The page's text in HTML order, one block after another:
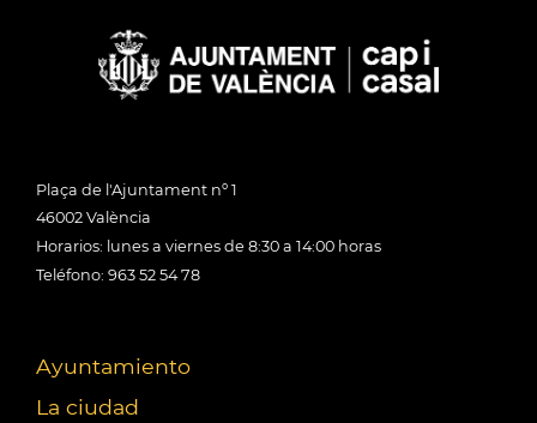
Plaça de l'Ajuntament nº 1
46002 València
Horarios: lunes a viernes de 8:30 a 14:00 horas
Teléfono: 963 52 54 78
Ayuntamiento
La ciudad